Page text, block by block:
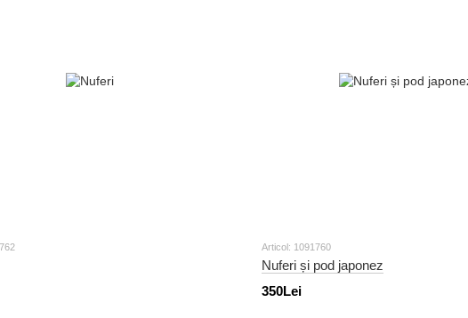
Articol: 1091760
Nuferi și pod japonez
350Lei